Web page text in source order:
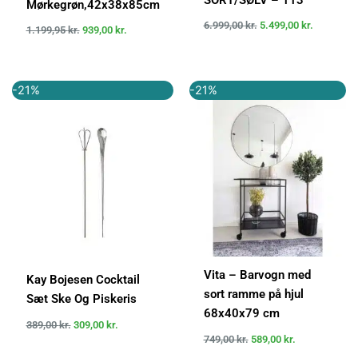
Mørkegrøn,42x38x85cm
1.199,95kr. 939,00 kr. 6.999,00kr. 5.499,00 kr.
-21%
Kay Bojesen Cocktail
Sæt Ske Og Piskeris
389,00kr.
oprindelige
var:
389,00 kr..
309,00 kr.
aktuelle
-21%
Vita – Barvogn med
sort ramme på hjul
68x40x79 cm
749,00kr.
oprindelige
pris
749,00 kr..
589,00 kr.
aktuelle